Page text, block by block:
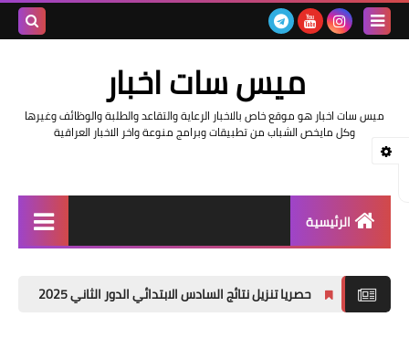
ميس سات اخبار
ميس سات اخبار هو موقع خاص بالاخبار الرعاية والتقاعد والطلبة والوظائف وغيرها
وكل مايخص الشباب من تطبيقات وبرامج منوعة واخر الاخبار العراقية
الرئيسية
اخبار وزارة التربية والتعليم
حصريا تنزيل نتائج السادس الابتدائي الدور الثاني 2025 نتائج اعتراضات